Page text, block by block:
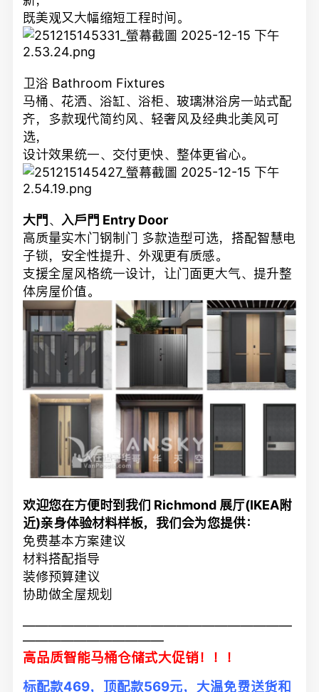
既美观又大幅缩短工程时间。
卫浴 Bathroom Fixtures
马桶、花洒、浴缸、浴柜、玻璃淋浴房一站式配
齐，多款现代简约风、轻奢风及经典北美风可
选，
设计效果统一、交付更快、整体更省心。
大門 、 入戶門 Entry Door
高质量实木门钢制门 多款造型可选，搭配智慧电
子锁，安全性提升、外观更有质感。
支援全屋风格统一设计，让门面更大气、提升整
体房屋价值。
欢迎您在方便时到我们 Richmond 展厅(IKEA附
近)亲身体验材料样板，我们会为您提供：
免费基本方案建议
材料搭配指导
装修预算建议
协助做全屋规划
—————————————————————
———————————
高品质智能马桶仓储式大促销！！！
标配款469，顶配款569元，大温免费送货和